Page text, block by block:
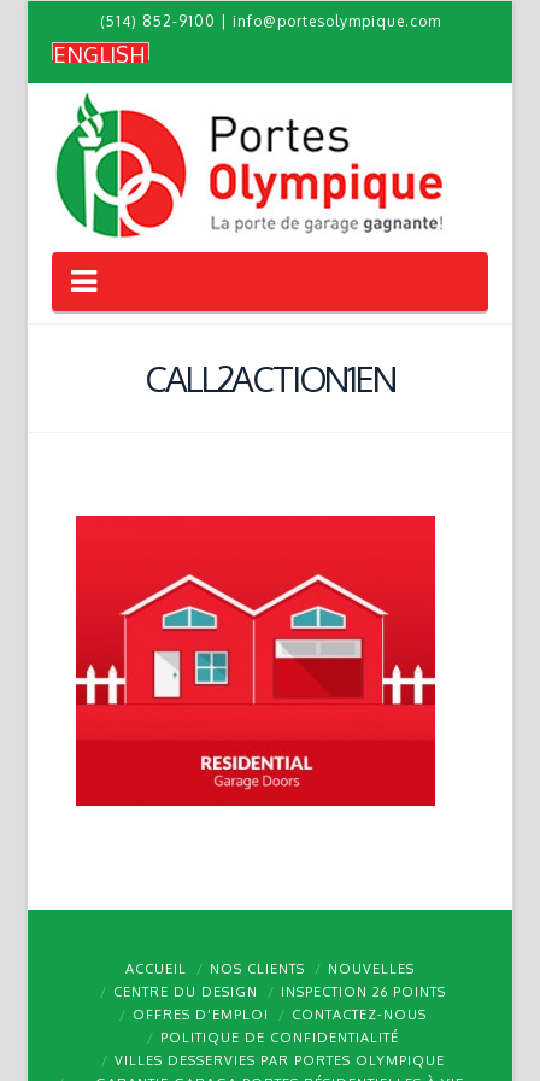
(514) 852-9100 info@portesolympique.com
ENGLISH
Navigation
CALL2ACTION1EN
ACCUEIL NOS CLIENTS
NOUVELLES
CENTRE DU DESIGN
INSPECTION 26 POINTS
OFFRES D’EMPLOI
CONTACTEZ-NOUS
POLITIQUE DE CONFIDENTIALITÉ
VILLES DESSERVIES PAR PORTES OLYMPIQUE